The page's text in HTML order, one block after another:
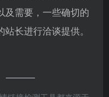
及需要，一些确切的
长进行洽谈提供。